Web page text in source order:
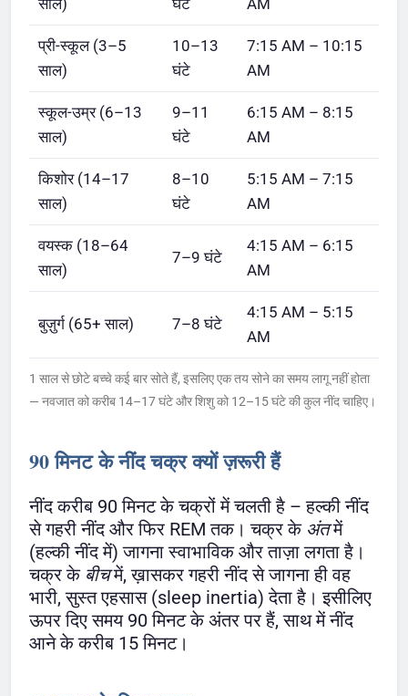
प्री-स्कूल (3–5
साल)
10–13
घंटे
7:15 AM – 10:15
AM
स्कूल-उम्र (6–13
साल)
9–11
घंटे
6:15 AM – 8:15
AM
किशोर (14–17
साल)
8–10
घंटे
5:15 AM – 7:15
AM
वयस्क (18–64
साल)
7–9 घंटे
4:15 AM – 6:15
AM
बुज़ुर्ग (65+ साल) 7–8 घंटे
4:15 AM – 5:15
AM
1 साल से छोटे बच्चे कई बार सोते हैं, इसलिए एक तय सोने का समय लागू नहीं होता
— नवजात को करीब 14–17 घंटे और शिशु को 12–15 घंटे की कुल नींद चाहिए।
90 मिनट के नींद चक्र क्यों ज़रूरी हैं
नींद करीब 90 मिनट के चक्रों में चलती है – हल्की नींद
से गहरी नींद और फिर REM तक। चक्र के अंतमें
(हल्की नींद में) जागना स्वाभाविक और ताज़ा लगता है।
चक्र के बीचमें, ख़ासकर गहरी नींद से जागना ही वह
भारी, सुस्त एहसास (sleep inertia) देता है। इसीलिए
ऊपर दिए समय 90 मिनट के अंतर पर हैं, साथ में नींद
आने के करीब 15 मिनट।